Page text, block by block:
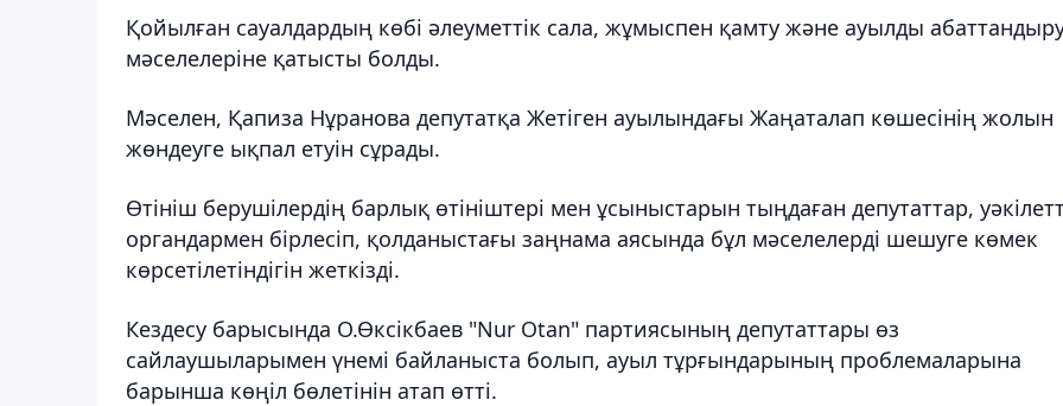
Қойылған сауалдардың көбі әлеуметтік сала, жұмыспен қамту және ауылды
мәселелеріне қатысты болды.
Мәселен, Қапиза Нұранова депутатқа Жетіген ауылындағы Жаңаталап көшесінің жолын
жөндеуге ықпал етуін сұрады.
Өтініш берушілердің барлық өтініштері мен ұсыныстарын тыңдаған депутаттар,
органдармен бірлесіп, қолданыстағы заңнама аясында бұл мәселелерді шешуге көмек
көрсетілетіндігін жеткізді.
Кездесу барысында О.Өксікбаев "Nur Otan" партиясының депутаттары өз
сайлаушыларымен үнемі байланыста болып, ауыл тұрғындарының проблемаларына
барынша көңіл бөлетінін атап өтті.